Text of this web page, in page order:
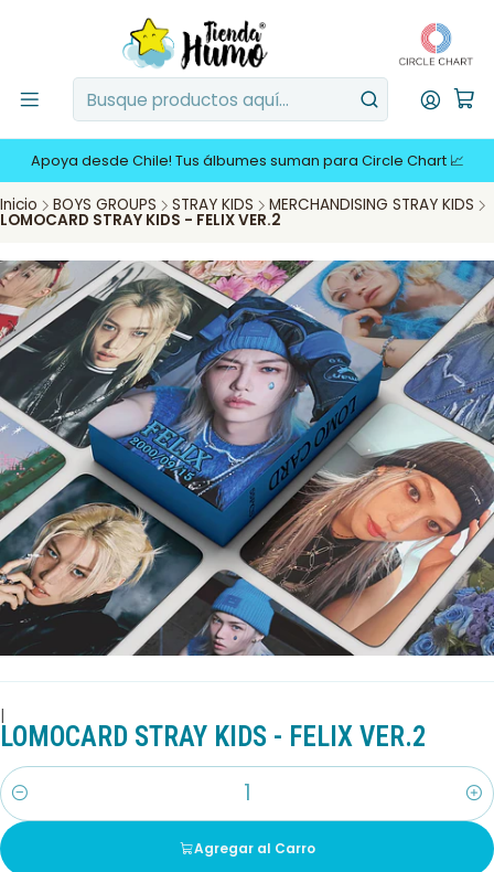
Apoya desde Chile! Tus álbumes suman para Circle Chart 📈
Inicio BOYS GROUPS STRAY KIDS MERCHANDISING STRAY KIDS
LOMOCARD STRAY KIDS - FELIX VER.2
LOMOCARD STRAY KIDS - FELIX VER.2
Cantidad
Agregar al Carro